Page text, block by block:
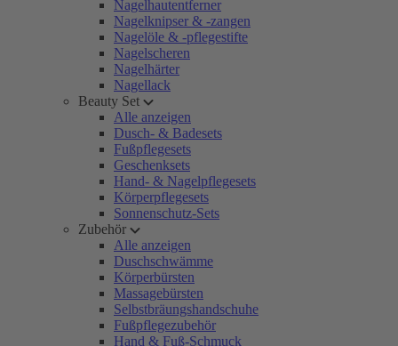
Nagelhautentferner
Nagelknipser & -zangen
Nagelöle & -pflegestifte
Nagelscheren
Nagelhärter
Nagellack
Beauty Set
Alle anzeigen
Dusch- & Badesets
Fußpflegesets
Geschenksets
Hand- & Nagelpflegesets
Körperpflegesets
Sonnenschutz-Sets
Zubehör
Alle anzeigen
Duschschwämme
Körperbürsten
Massagebürsten
Selbstbräungshandschuhe
Fußpflegezubehör
Hand & Fuß-Schmuck